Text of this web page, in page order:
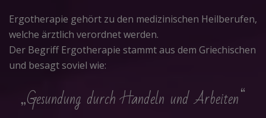
Ergotherapie gehört zu den medizinischen Heilberufen,
welche ärztlich verordnet werden.
Der Begriff Ergotherapie stammt aus dem Griechischen
und besagt soviel wie:
„Gesundung durch Handeln und Arbeiten“